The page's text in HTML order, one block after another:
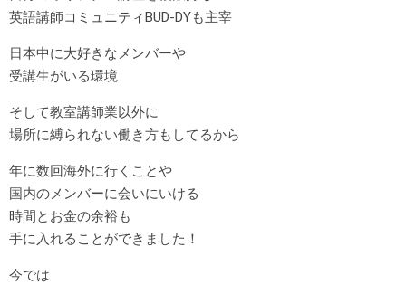
英語講師コミュニティBUD-DYも主宰
日本中に大好きなメンバーや
受講生がいる環境
そして教室講師業以外に
場所に縛られない働き方もしてるから
年に数回海外に行くことや
国内のメンバーに会いにいける
時間とお金の余裕も
手に入れることができました！
今では